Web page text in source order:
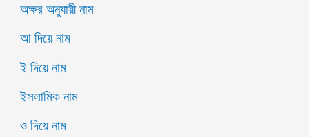
অক্ষর অনুযায়ী নাম
আ দিয়ে নাম
ই দিয়ে নাম
ইসলামিক নাম
ও দিয়ে নাম